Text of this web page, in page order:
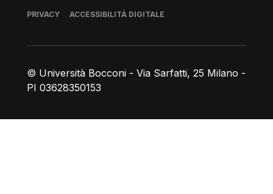
© Università Bocconi - Via Sarfatti, 25 Milano -
PI 03628350153
Piè di pagina
PRIVACY ACCESSIBILITÀ DIGITALE